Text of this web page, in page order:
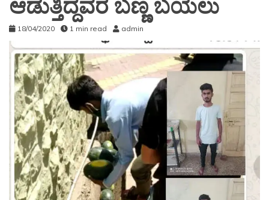
ಆಡುತ್ತಿದ್ದವರ ಬಣ್ಣ ಬಯಲು
18/04/2020 1 min read admin